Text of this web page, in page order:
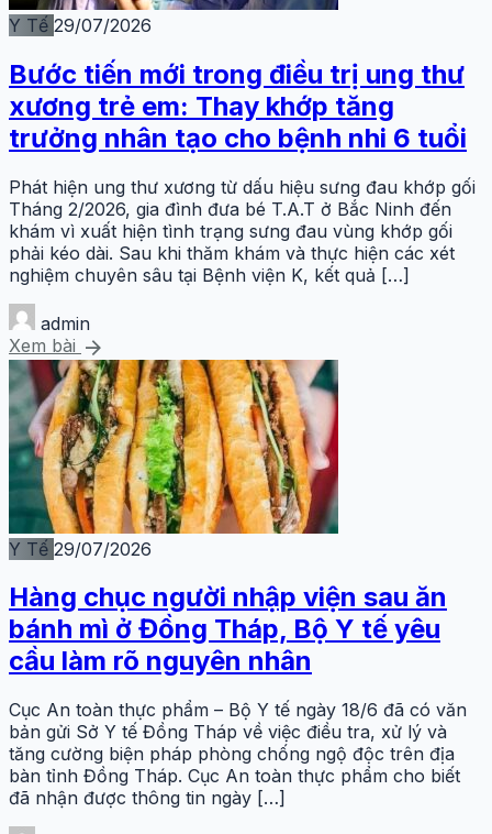
Y Tế 29/07/2026
Bước tiến mới trong điều trị ung thư
xương trẻ em: Thay khớp tăng
trưởng nhân tạo cho bệnh nhi 6 tuổi
Phát hiện ung thư xương từ dấu hiệu sưng đau khớp gối
Tháng 2/2026, gia đình đưa bé T.A.T ở Bắc Ninh đến
khám vì xuất hiện tình trạng sưng đau vùng khớp gối
phải kéo dài. Sau khi thăm khám và thực hiện các xét
nghiệm chuyên sâu tại Bệnh viện K, kết quả […]
admin
Xem bài arrow_forward
Y Tế 29/07/2026
Hàng chục người nhập viện sau ăn
bánh mì ở Đồng Tháp, Bộ Y tế yêu
cầu làm rõ nguyên nhân
Cục An toàn thực phẩm – Bộ Y tế ngày 18/6 đã có văn
bản gửi Sở Y tế Đồng Tháp về việc điều tra, xử lý và
tăng cường biện pháp phòng chống ngộ độc trên địa
bàn tỉnh Đồng Tháp. Cục An toàn thực phẩm cho biết
đã nhận được thông tin ngày […]